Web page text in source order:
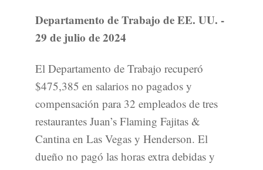
Departamento de Trabajo de EE. UU. -
29 de julio de 2024
El Departamento de Trabajo recuperó
$475,385 en salarios no pagados y
compensación para 32 empleados de tres
restaurantes Juan’s Flaming Fajitas &
Cantina en Las Vegas y Henderson. El
dueño no pagó las horas extra debidas y